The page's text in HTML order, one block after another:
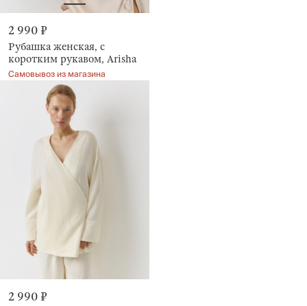
2 990 ₽
Рубашка женская, с
коротким рукавом, Arisha
Самовывоз из магазина
2 990 ₽